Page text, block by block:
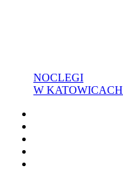
NOCLEGI
W KATOWICACH